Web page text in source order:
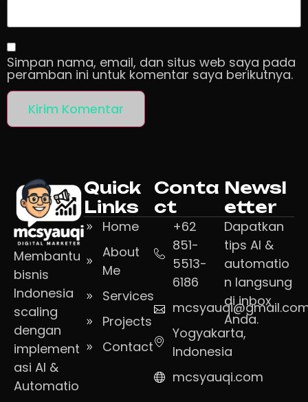
Simpan nama, email, dan situs web saya pada
peramban ini untuk komentar saya berikutnya.
Membantu
bisnis
Indonesia
scaling
dengan
implement
asi AI &
Automatio
Quick
Links
Home
About
Me
Services
Projects
Contact
Conta
ct
+62
851-
5513-
6186
Yogyakarta,
Indonesia
mcsyauqi.com
Newsl
etter
Dapatkan
tips AI &
automatio
n langsung
di inbox
Anda.